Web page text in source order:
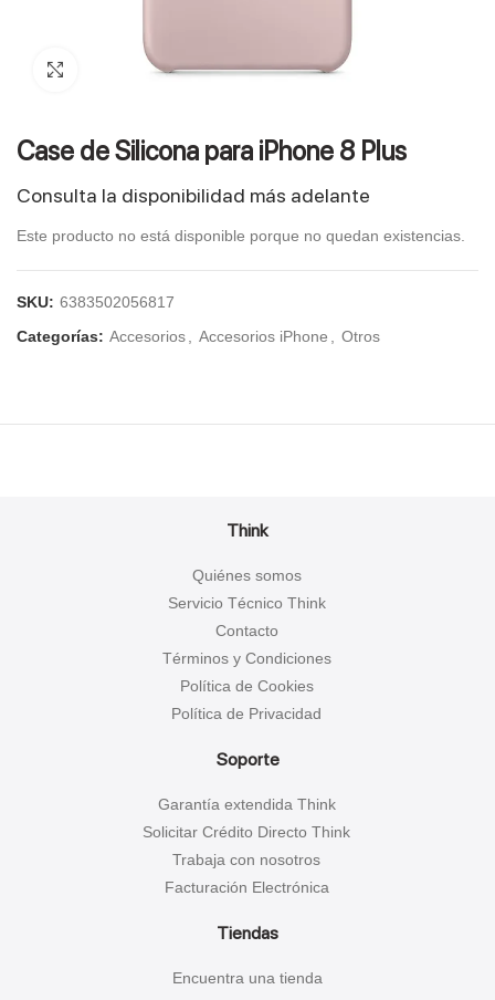
Click to enlarge
Case de Silicona para iPhone 8 Plus
Consulta la disponibilidad más adelante
Este producto no está disponible porque no quedan existencias.
SKU: 6383502056817
Categorías: Accesorios Accesorios iPhone Otros
Think
Quiénes somos
Servicio Técnico Think
Contacto
Términos y Condiciones
Política de Cookies
Política de Privacidad
Soporte
Garantía extendida Think
Solicitar Crédito Directo Think
Trabaja con nosotros
Facturación Electrónica
Tiendas
Encuentra una tienda